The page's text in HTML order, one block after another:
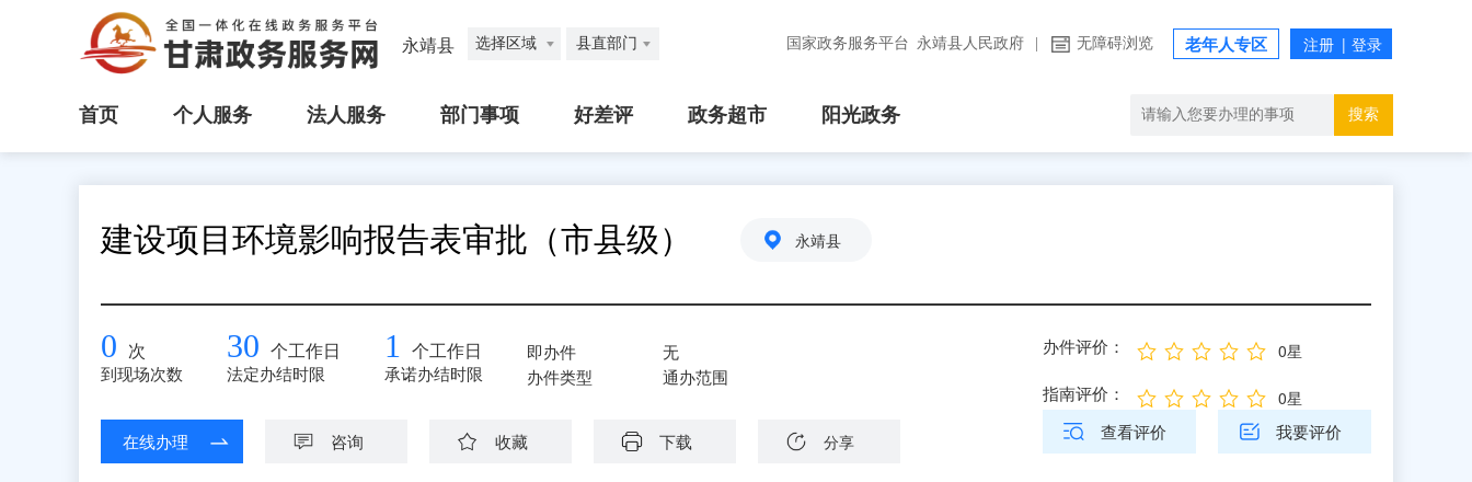
永靖县 选择区域 县直部门 国家政务服务平台 永靖县人民政府 无障碍浏览 老年人专区
首页 个人服务 法人服务 部门事项 好差评 政务超市 阳光政务 搜索
建设项目环境影响报告表审批（市县级） 永靖县
0 次
到现场次数
30 个工作日
法定办结时限
1 个工作日
承诺办结时限
即办件
办件类型
无
通办范围
在线办理 咨询 收藏 下载 分享
办件评价： 0星
指南评价： 0星
查看评价 我要评价